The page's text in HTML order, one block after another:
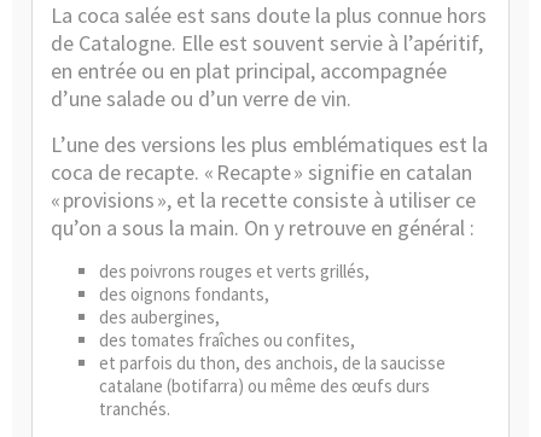
La coca salée est sans doute la plus connue hors
de Catalogne. Elle est souvent servie à l’apéritif,
en entrée ou en plat principal, accompagnée
d’une salade ou d’un verre de vin.
L’une des versions les plus emblématiques est la
coca de recapte. « Recapte » signifie en catalan
« provisions », et la recette consiste à utiliser ce
qu’on a sous la main. On y retrouve en général :
des poivrons rouges et verts grillés,
des oignons fondants,
des aubergines,
des tomates fraîches ou confites,
et parfois du thon, des anchois, de la saucisse
catalane (botifarra) ou même des œufs durs
tranchés.